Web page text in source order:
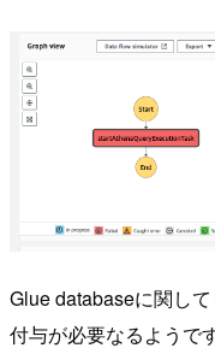
Glue databaseに関し
付与が必要なるようで